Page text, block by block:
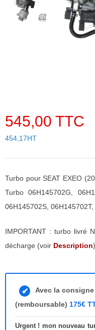
545,00 TTC
454,17HT
Turbo pour SEAT EXEO
Turbo 06H145702G,
06H145702S, 06H145702T,
IMPORTANT : turbo livré
décharge (voir Description)
Avec la consigne
(remboursable) 175€
Urgent ! mon nouveau